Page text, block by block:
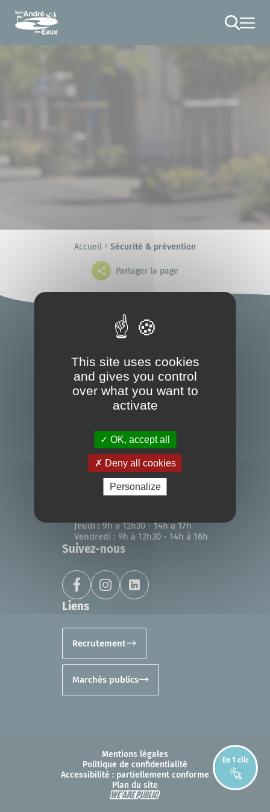
Accueil Sécurité & prévention
Partager la page
5, Place de la Mairie - BP5
44117 - Saint-André-des-Eaux
02 51 10 62 62
Nous contacter
Horaires d'ouverture
Lundi : 9h à 12h30
Jeudi : 9h à 12h30 - 14h à 17h
Vendredi : 9h à 12h30 - 14h à 16h
Suivez-nous
Liens
Recrutement
Marchés publics
Mentions légales
Politique de confidentialité
Accessibilité : partiellement conforme
Plan du site
Grands projets Mes démarches
Bibliothèque
En 1 clic
This site uses cookies
and gives you control
over what you want to
activate
OK, accept all
Deny all cookies
Personalize